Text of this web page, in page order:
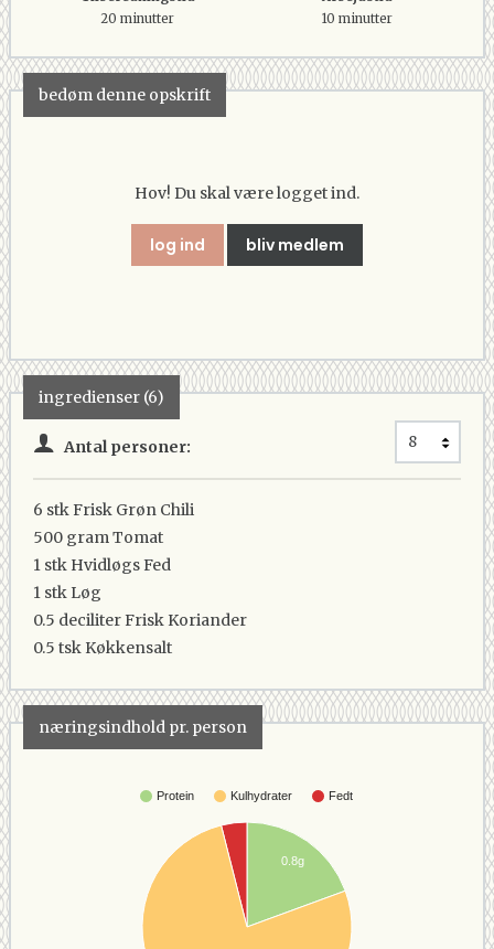
20 minutter
10 minutter
bedøm denne opskrift
Hov! Du skal være logget ind.
log ind bliv medlem
ingredienser (6)
Antal personer:
6 stkFrisk Grøn Chili
500 gramTomat
1 stk Hvidløgs Fed
1 stk Løg
0.5 deciliterFrisk Koriander
0.5 tsk Køkkensalt
næringsindhold pr. person
Protein Kulhydrater Fedt
0.8g